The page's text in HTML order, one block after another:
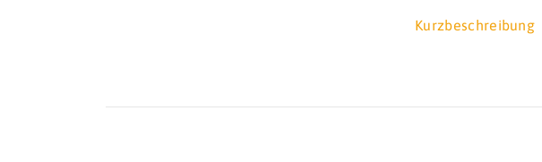
Kurzbeschreibung